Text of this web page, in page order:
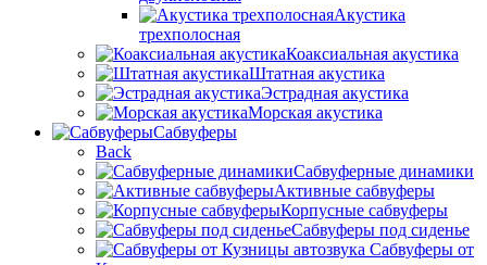
Акустика
трехполосная
Коаксиальная акустика
Штатная акустика
Эстрадная акустика
Морская акустика
Сабвуферы
Back
Сабвуферные динамики
Активные сабвуферы
Корпусные сабвуферы
Сабвуферы под сиденье
Сабвуферы от